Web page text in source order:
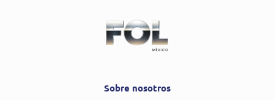
Sobre nosotros